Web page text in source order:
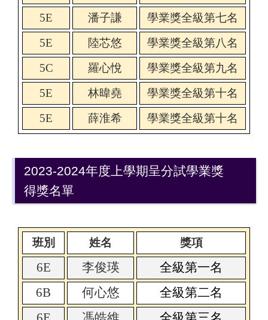
5E
潘子謙
學業獎全級第七名
5E
陸芯悠
學業獎全級第八名
5C
羅心悅
學業獎全級第九名
5E
林暐堯
學業獎全級第十名
5E
薛淮希 學業獎全級第十名
2023-2024年度上學期呈分試學業獎
得獎名單
班別 姓名 獎項
6E 李俊瑛
全級第一名
6B
何心悠
全級第二名